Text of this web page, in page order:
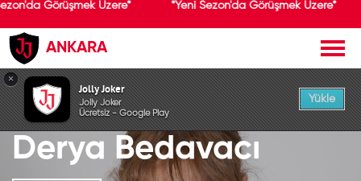
Görüşmek Üzere* *Yeni Sezon'da Görüşmek Üzere*
ANKARA
GEÇMİŞ ETKİNLİK
Derya Bedavacı
×
Jolly Joker
Jolly Joker
Ücretsiz - Google Play
Yükle